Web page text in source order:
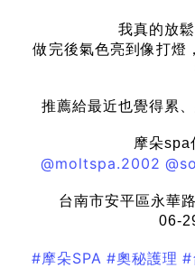
我真的放
做完後氣色亮到像打燈
推薦給最近也覺得累
摩朵spa
@moltspa.2002
台南市安平區永華
06-
#摩朵SPA #奧秘護理 #